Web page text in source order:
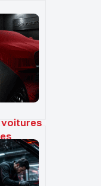
voitures
de